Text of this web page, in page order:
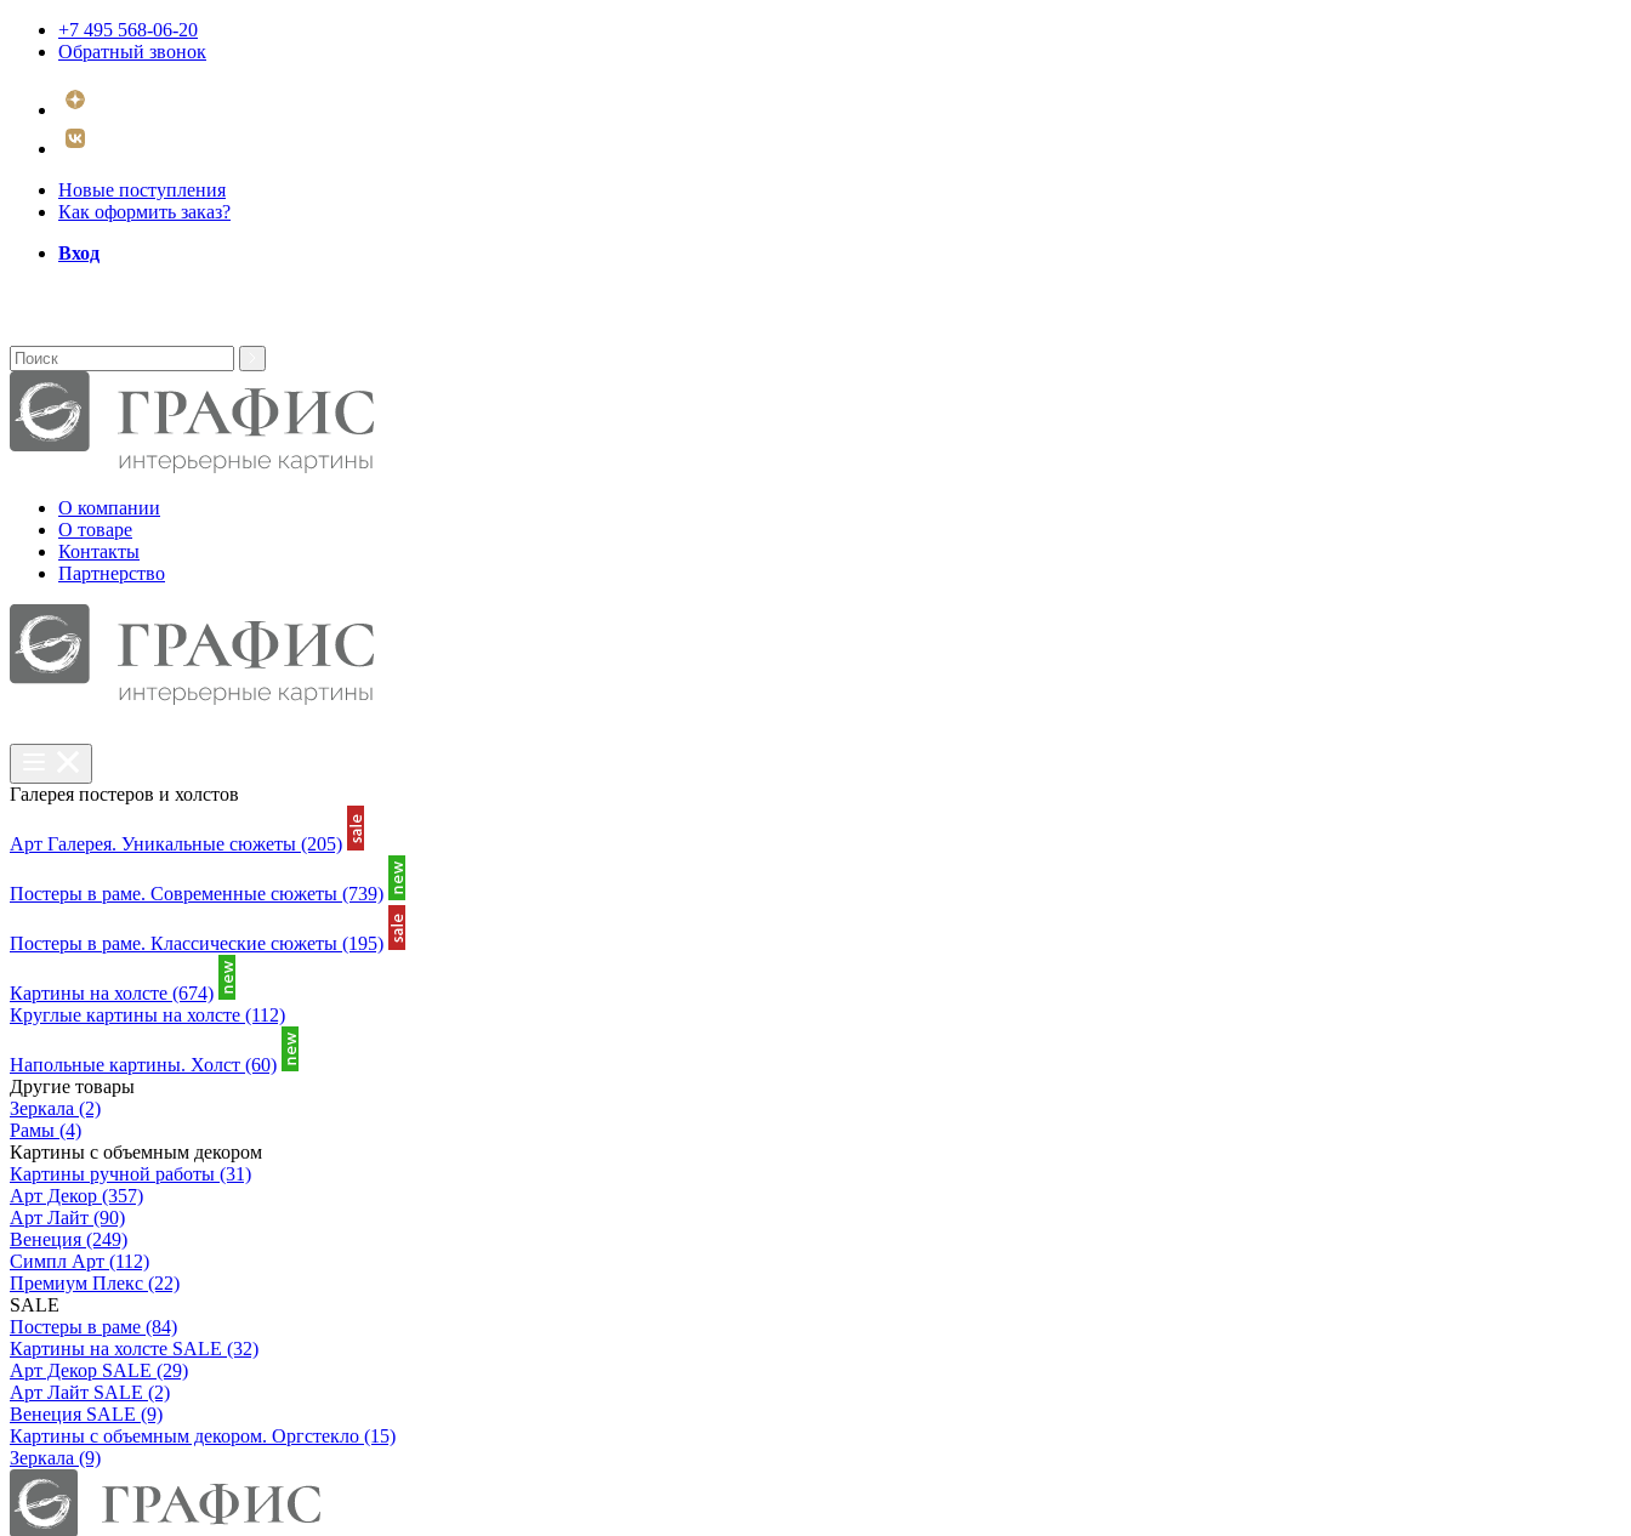
+7 495 568-06-20
Обратный звонок
Новые поступления
Как оформить заказ?
Вход
О компании
О товаре
Контакты
Партнерcтво
Галерея постеров и холстов
Арт Галерея. Уникальные сюжеты (205)
Постеры в раме. Современные сюжеты (739)
Постеры в раме. Классические сюжеты (195)
Картины на холсте (674)
Круглые картины на холсте (112)
Напольные картины. Холст (60)
Другие товары
Зеркала (2)
Рамы (4)
Картины с объемным декором
Картины ручной работы (31)
Арт Декор (357)
Арт Лайт (90)
Венеция (249)
Симпл Арт (112)
Премиум Плекс (22)
SALE
Постеры в раме (84)
Картины на холсте SALE (32)
Арт Декор SALE (29)
Арт Лайт SALE (2)
Венеция SALE (9)
Картины с объемным декором. Оргстекло (15)
Зеркала (9)